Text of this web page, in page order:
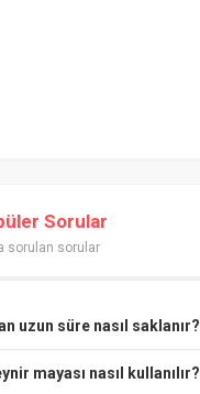
Sorular
sorulan sorular
uzun süre nasıl saklanır?
mayası nasıl kullanılır?